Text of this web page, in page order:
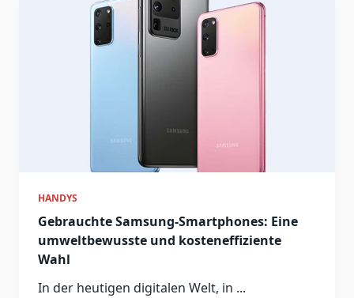
HANDYS
Gebrauchte Samsung-Smartphones: Eine
umweltbewusste und kosteneffiziente
Wahl
In der heutigen digitalen Welt, in ...